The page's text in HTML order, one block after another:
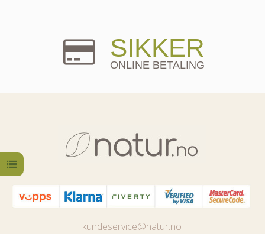
SIKKER
ONLINE BETALING
kundeservice@natur.no